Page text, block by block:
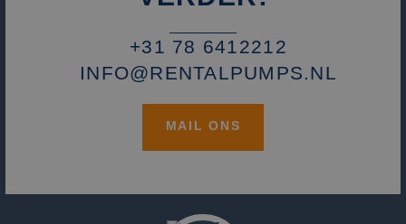
+31 78 6412212
INFO@RENTALPUMPS.NL
MAIL ONS